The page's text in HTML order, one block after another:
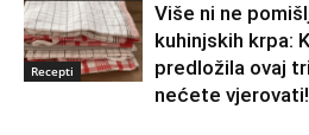
Recepti
Više ni ne
kuhinjskih krpa:
predložila ovaj
nećete vjerovati!